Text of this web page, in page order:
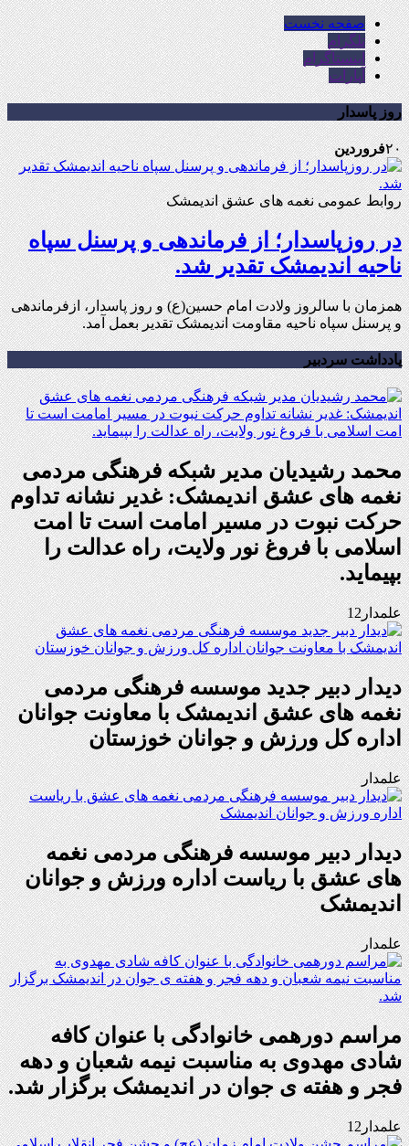
صفحه نخست
تلگرام
اینستاگرام
آپارات
روز پاسدار
۲۰فروردین
روابط عمومی نغمه های عشق اندیمشک
در روزپاسدار؛ از فرماندهی و پرسنل سپاه
ناحیه اندیمشک تقدیر شد.
همزمان با سالروز ولادت امام حسین(ع) و روز پاسدار، ازفرماندهی
و پرسنل سپاه ناحیه مقاومت اندیمشک تقدیر بعمل آمد.
یادداشت سردبیر
محمد رشیدیان مدیر شبکه فرهنگی مردمی
نغمه های عشق اندیمشک: غدیر نشانه تداوم
حرکت نبوت در مسیر امامت است تا امت
اسلامی با فروغ نور ولایت، راه عدالت را
بپیماید.
علمدار12
دیدار دبیر جدید موسسه فرهنگی مردمی
نغمه های عشق اندیمشک با معاونت جوانان
اداره کل ورزش و جوانان خوزستان
علمدار
دیدار دبیر موسسه فرهنگی مردمی نغمه
های عشق با ریاست اداره ورزش و جوانان
اندیمشک
علمدار
مراسم دورهمی خانوادگی با عنوان کافه
شادی مهدوی به مناسبت نیمه شعبان و دهه
فجر و هفته ی جوان در اندیمشک برگزار شد.
علمدار12